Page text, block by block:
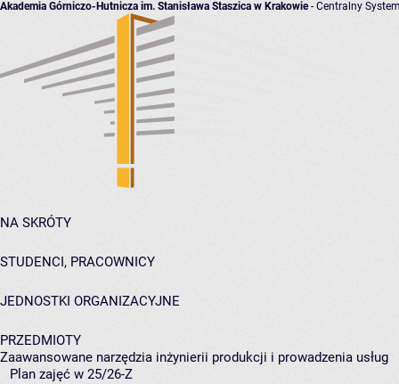
Akademia Górniczo-Hutnicza im. Stanisława Staszica w Krakowie- Centralny
NA SKRÓTY
STUDENCI, PRACOWNICY
JEDNOSTKI ORGANIZACYJNE
PRZEDMIOTY
Zaawansowane narzędzia inżynierii produkcji i prowadzenia usług
Plan zajęć w 25/26-Z